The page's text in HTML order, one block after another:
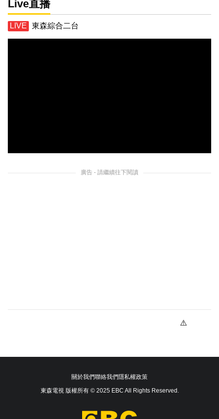
Live直播
東森綜合二台
廣告 - 請繼續往下閱讀
關於我們聯絡我們隱私權政策
東森電視 版權所有 © 2025 EBC All Rights Reserved.